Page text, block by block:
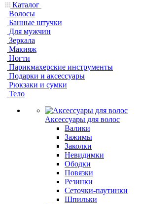
Каталог
Волосы
Банные штучки
Для мужчин
Зеркала
Макияж
Ногти
Парикмахерские инструменты
Подарки и аксессуары
Рюкзаки и сумки
Тело
Аксессуары для волос
Валики
Зажимы
Заколки
Невидимки
Ободки
Повязки
Резинки
Сеточки-паутинки
Шпильки